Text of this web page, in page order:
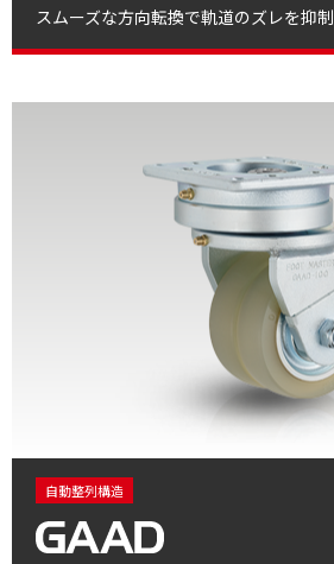
スムーズな方向転換で軌道のズレを抑制
自動整列構造